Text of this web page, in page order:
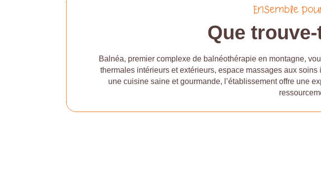
Ensemble
Que
Balnéa, premier complexe de balnéothérapie en montagne,
thermales intérieurs et extérieurs, espace massages aux
une cuisine saine et gourmande, l’établissement offre une